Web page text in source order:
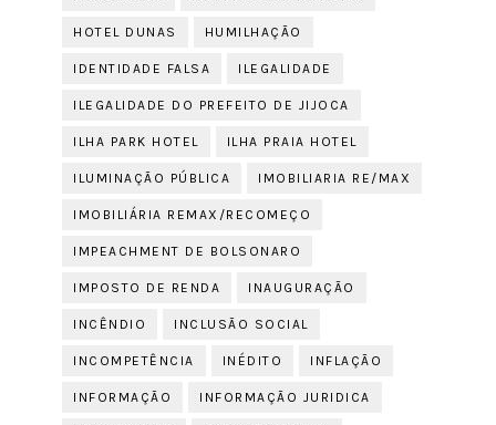
HOTEL DUNAS HUMILHAÇÃO
IDENTIDADE FALSA ILEGALIDADE
ILEGALIDADE DO PREFEITO DE JIJOCA
ILHA PARK HOTEL ILHA PRAIA HOTEL
ILUMINAÇÃO PÚBLICA IMOBILIARIA RE/MAX
IMOBILIÁRIA REMAX/RECOMEÇO
IMPEACHMENT DE BOLSONARO
IMPOSTO DE RENDA INAUGURAÇÃO
INCÊNDIO INCLUSÃO SOCIAL
INCOMPETÊNCIA INÉDITO INFLAÇÃO
INFORMAÇÃO INFORMAÇÃO JURIDICA